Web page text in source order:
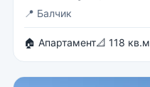
📍 Балчик
🏠 Апартамент📐 118 кв.м